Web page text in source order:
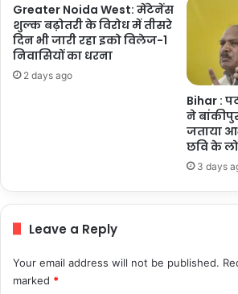
Greater Noida West: मेंटेनेंस
शुल्क बढ़ोतरी के विरोध में तीसरे
दिन भी जारी रहा इको विलेज-1
निवासियों का धरना
2 days ago
Bihar :
ने
जताया
छवि के
3 days
Leave a Reply
Your email address will not be published.
marked *